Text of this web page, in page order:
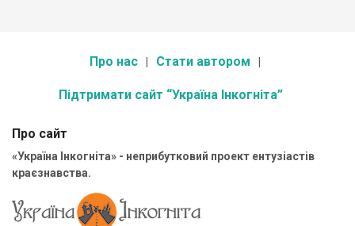
Про нас Стати автором
Підтримати сайт “Україна Інкогніта”
Про сайт
«Україна Інкогніта» - неприбутковий проект ентузіастів
краєзнавства.